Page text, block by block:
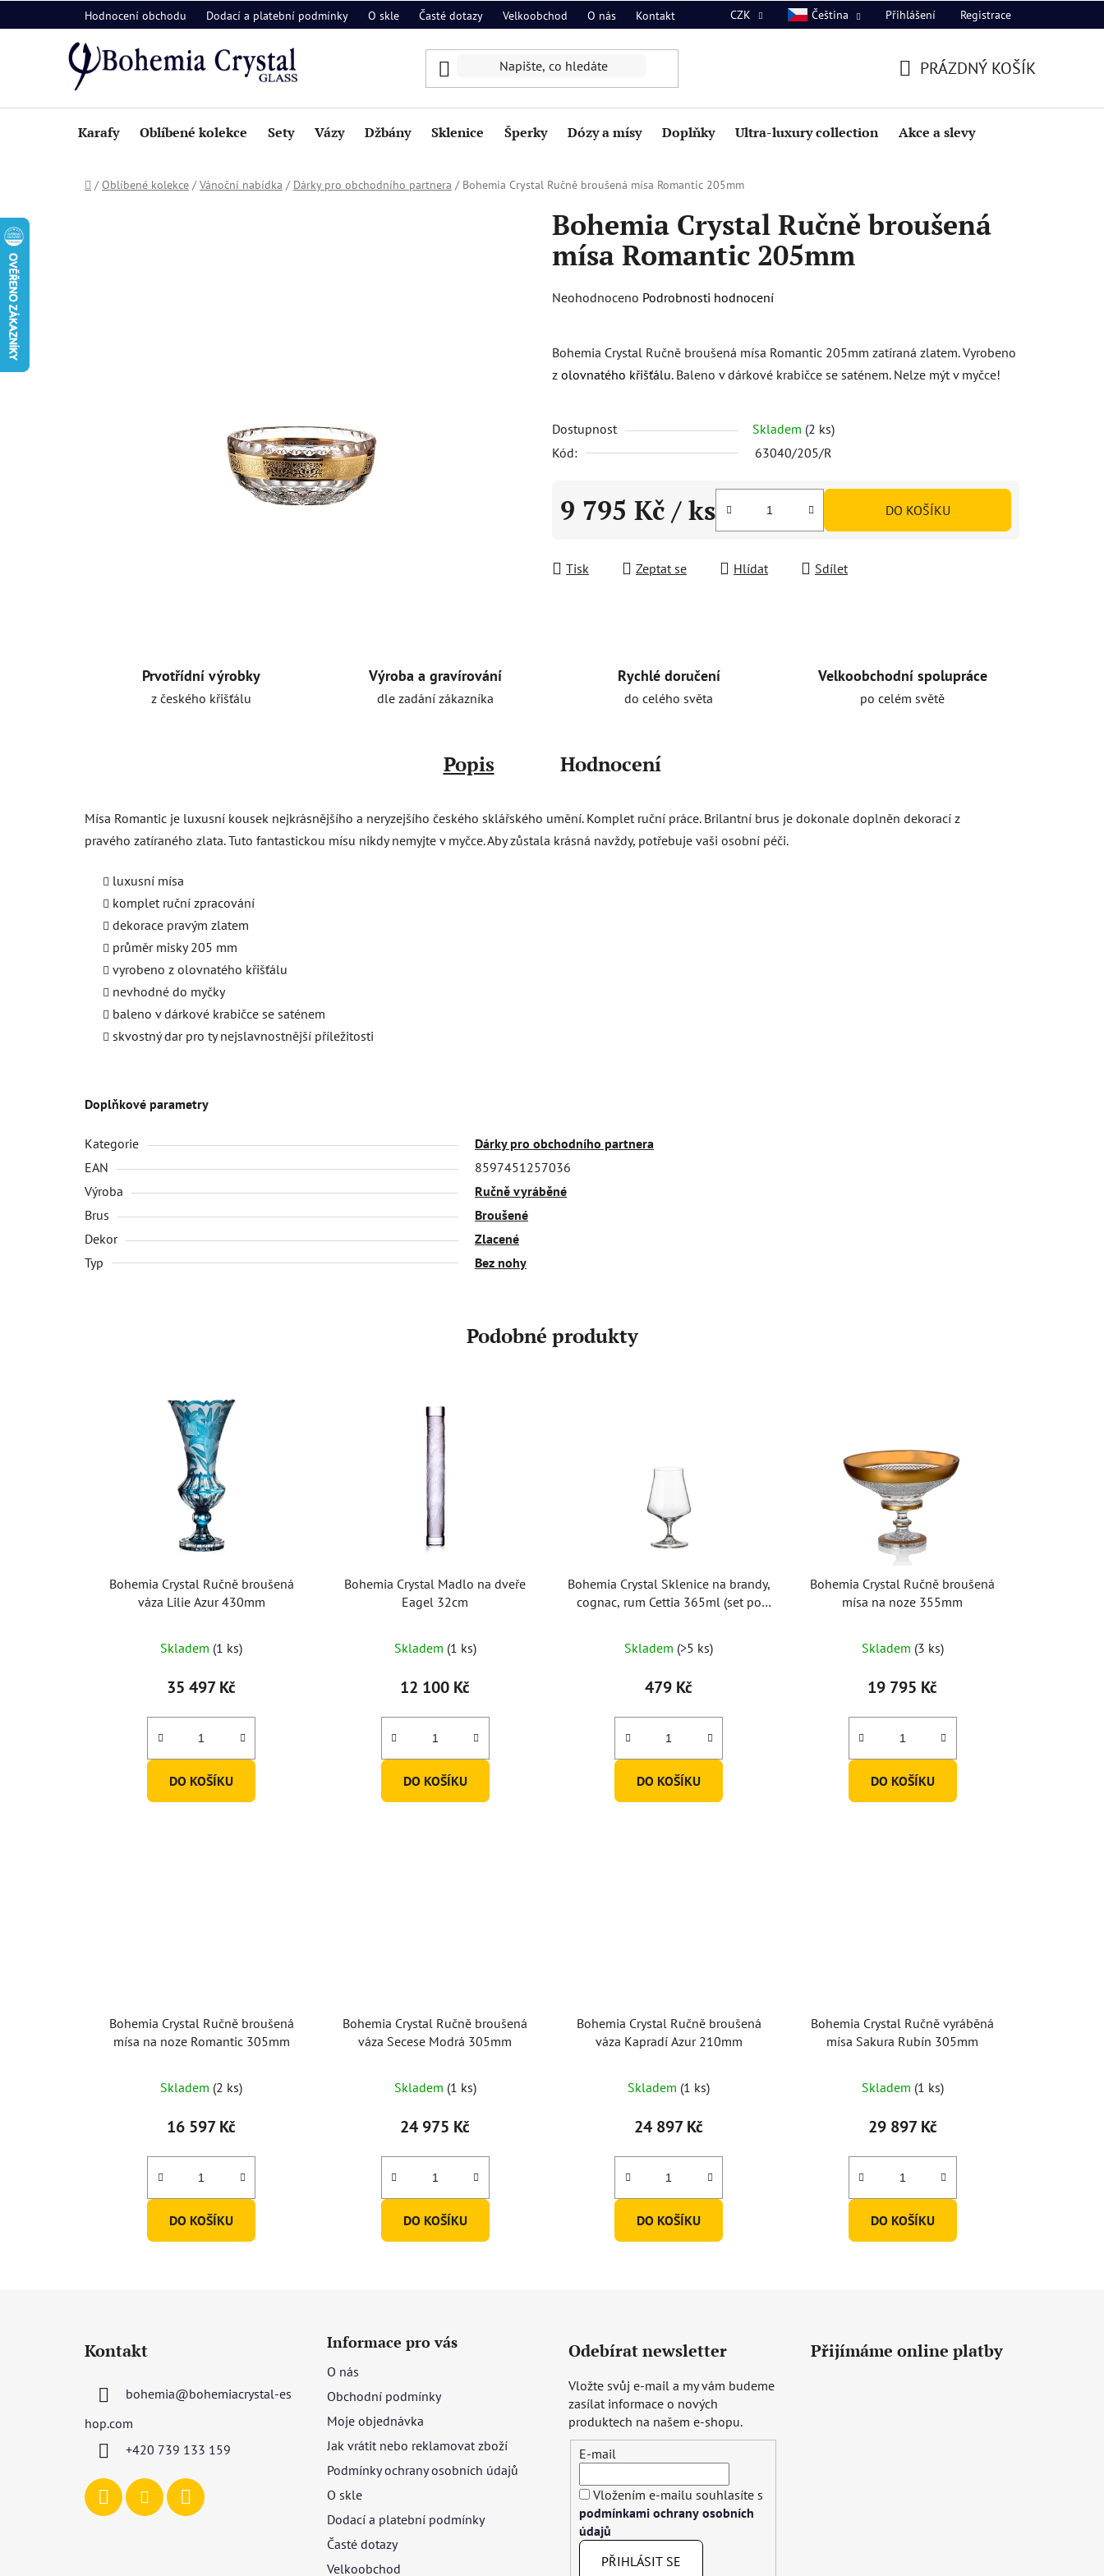
na
Hodnocení obchodu Dodací a platební podmínky O skle Časté dotazy Velkoobchod O nás Kontakt CZK Čeština Přihlášení Registrace
KOŠÍK
PRÁZDNÝ KOŠÍK
Karafy Oblíbené kolekce Sety Vázy Džbány Sklenice Šperky Dózy a mísy Doplňky Ultra-luxury collection Akce a slevy
Domů
/ Oblíbené kolekce / Vánoční nabídka / Dárky pro obchodního partnera / Bohemia Crystal Ručně broušená mísa Romantic 205mm
Bohemia Crystal Ručně broušená
mísa Romantic 205mm
Průměrné
je
0,0
5
hvězdiček.
Neohodnoceno Podrobnosti hodnocení
Bohemia Crystal Ručně broušená mísa Romantic 205mm zatíraná zlatem. Vyrobeno
z olovnatého křišťálu. Baleno v dárkové krabičce se saténem. Nelze mýt v myčce!
Dostupnost Skladem (2 ks)
Kód:
63040/205/R
9 795 Kč / ks DO KOŠÍKU
Tisk Zeptat se Hlídat Sdílet
Prvotřídní výrobky
z českého křišťálu
Výroba a gravírování
dle zadání zákazníka
Rychlé doručení
do celého světa
Velkoobchodní spolupráce
po celém světě
Popis Hodnocení
Mísa Romantic je luxusní kousek nejkrásnějšího a neryzejšího českého sklářského umění. Komplet ruční práce. Brilantní brus je dokonale doplněn dekorací z
pravého zatíraného zlata. Tuto fantastickou mísu nikdy nemyjte v myčce. Aby zůstala krásná navždy, potřebuje vaši osobní péči.
luxusní mísa
komplet ruční zpracování
dekorace pravým zlatem
průměr misky 205 mm
vyrobeno z olovnatého křišťálu
nevhodné do myčky
baleno v dárkové krabičce se saténem
skvostný dar pro ty nejslavnostnější příležitosti
Doplňkové parametry
Kategorie
Dárky pro obchodního partnera
EAN
8597451257036
Výroba
Ručně vyráběné
Brus
Broušené
Dekor
Zlacené
Typ
Bez nohy
Podobné produkty
Bohemia Crystal Ručně broušená
váza Lilie Azur 430mm
Skladem (1 ks)
35 497 Kč
DO KOŠÍKU
Bohemia Crystal Madlo na dveře
Eagel 32cm
Skladem (1 ks)
12 100 Kč
DO KOŠÍKU
Bohemia Crystal Sklenice na brandy,
cognac, rum Cettia 365ml (set po
Skladem (>5 ks)
479 Kč
DO KOŠÍKU
Bohemia Crystal Ručně broušená
mísa na noze 355mm
Skladem (3 ks)
19 795 Kč
DO KOŠÍKU
Bohemia Crystal Ručně broušená
mísa na noze Romantic 305mm
Skladem (2 ks)
16 597 Kč
DO KOŠÍKU
Bohemia Crystal Ručně broušená
váza Secese Modrá 305mm
Skladem (1 ks)
24 975 Kč
DO KOŠÍKU
Bohemia Crystal Ručně broušená
váza Kapradí Azur 210mm
Skladem (1 ks)
24 897 Kč
DO KOŠÍKU
Bohemia Crystal Ručně vyráběná
mísa Sakura Rubín 305mm
Skladem (1 ks)
29 897 Kč
DO KOŠÍKU
Kontakt
bohemia@bohemiacrystal-es
hop.com
+420 739 133 159
Informace pro vás
O nás
Obchodní podmínky
Moje objednávka
Jak vrátit nebo reklamovat zboží
Podmínky ochrany osobních údajů
O skle
Dodací a platební podmínky
Časté dotazy
Velkoobchod
Odebírat newsletter
Vložte svůj e-mail a my vám budeme
zasílat informace o nových
produktech na našem e-shopu.
E-mail
Vložením e-mailu souhlasíte s
podmínkami ochrany osobních
údajů
PŘIHLÁSIT SE
Přijímáme online platby